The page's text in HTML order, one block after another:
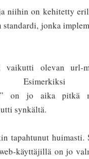
niihin on kehitetty
jonka
olevan url-
on jo aika pitkä
synkältä.
tapahtunut
käyttäjillä on jo